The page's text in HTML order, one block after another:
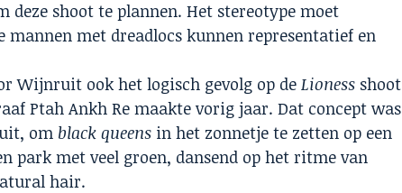
deze shoot te plannen. Het stereotype moet
met dreadlocs kunnen representatief en
Wijnruit ook het logisch gevolg op de Lioness shoot
Ptah Ankh Re maakte vorig jaar. Dat concept was
om black queens in het zonnetje te zetten op een
park met veel groen, dansend op het ritme van
hair.